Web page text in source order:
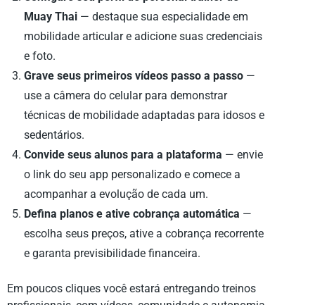
Muay Thai — destaque sua especialidade em
mobilidade articular e adicione suas credenciais
e foto.
Grave seus primeiros vídeos passo a passo —
use a câmera do celular para demonstrar
técnicas de mobilidade adaptadas para idosos e
sedentários.
Convide seus alunos para a plataforma — envie
o link do seu app personalizado e comece a
acompanhar a evolução de cada um.
Defina planos e ative cobrança automática —
escolha seus preços, ative a cobrança recorrente
e garanta previsibilidade financeira.
Em poucos cliques você estará entregando treinos